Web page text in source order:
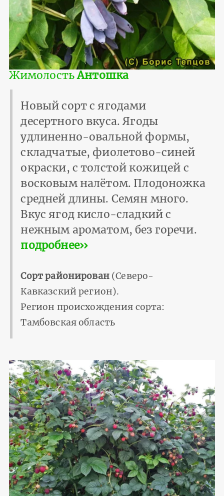
ЖимолостьАнтошка
Новый сорт с ягодами
десертного вкуса. Ягоды
удлиненно-овальной формы,
складчатые, фиолетово-синей
окраски, с толстой кожицей с
восковым налётом. Плодоножка
средней длины. Семян много.
Вкус ягод кисло-сладкий с
нежным ароматом, без горечи.
подробнее››
Сорт районирован(Северо-
Кавказский регион).
Регион происхождения сорта:
Тамбовская область